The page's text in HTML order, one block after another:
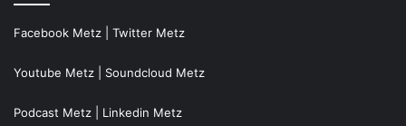
Facebook Metz Twitter Metz
Youtube Metz Soundcloud Metz
Podcast Metz Linkedin Metz